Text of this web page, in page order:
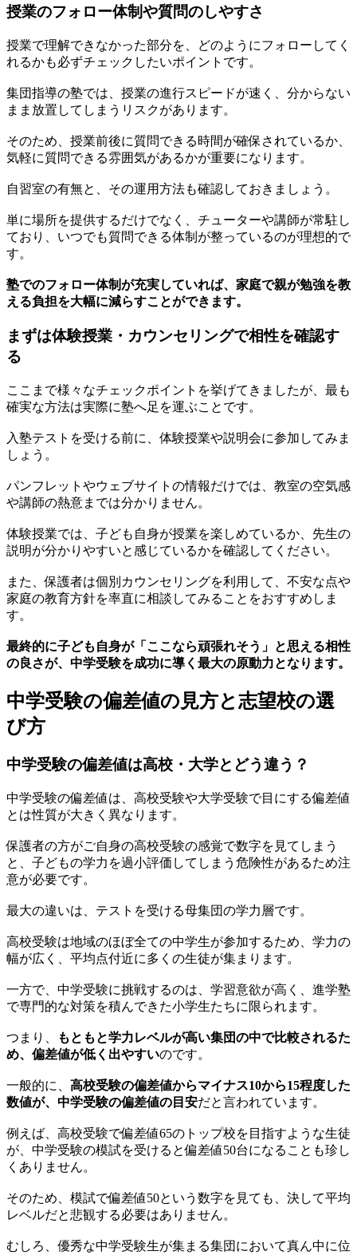
授業のフォロー体制や質問のしやすさ
授業で理解できなかった部分を、どのようにフォローしてく
れるかも必ずチェックしたいポイントです。
集団指導の塾では、授業の進行スピードが速く、分からない
まま放置してしまうリスクがあります。
そのため、授業前後に質問できる時間が確保されているか、
気軽に質問できる雰囲気があるかが重要になります。
自習室の有無と、その運用方法も確認しておきましょう。
単に場所を提供するだけでなく、チューターや講師が常駐し
ており、いつでも質問できる体制が整っているのが理想的で
す。
塾でのフォロー体制が充実していれば、家庭で親が勉強を教
える負担を大幅に減らすことができます。
まずは体験授業・カウンセリングで相性を確認す
る
ここまで様々なチェックポイントを挙げてきましたが、 最も
確実な方法は実際に塾へ足を運ぶこと です。
入塾テストを受ける前に、体験授業や説明会に参加してみま
しょう。
パンフレットやウェブサイトの情報だけでは、教室の空気感
や講師の熱意までは分かりません。
体験授業では、子ども自身が授業を楽しめているか、先生の
説明が分かりやすいと感じているかを確認してください。
また、保護者は個別カウンセリングを利用して、不安な点や
家庭の教育方針を率直に相談してみることをおすすめしま
す。
最終的に子ども自身が「ここなら頑張れそう」と思える相性
の良さが、中学受験を成功に導く最大の原動力となります。
中学受験の偏差値の見方と志望校の選
び方
中学受験の偏差値は高校・大学とどう違う？
中学受験の偏差値は、高校受験や大学受験で目にする偏差値
とは性質が大きく異なります。
保護者の方がご自身の高校受験の感覚で数字を見てしまう
と、子どもの学力を過小評価してしまう危険性があるため注
意が必要です。
最大の違いは、テストを受ける母集団の学力層です。
高校受験は地域のほぼ全ての中学生が参加するため、学力の
幅が広く、平均点付近に多くの生徒が集まります。
一方で、中学受験に挑戦するのは、学習意欲が高く、進学塾
で専門的な対策を積んできた小学生たちに限られます。
つまり、
もともと学力レベルが高い集団の中で比較されるた
め、偏差値が低く出やすいのです。
一般的に、 高校受験の偏差値からマイナス10から15程度した
数値が、中学受験の偏差値の目安だと言われています。
例えば、高校受験で偏差値65のトップ校を目指すような生徒
が、中学受験の模試を受けると偏差値50台になることも珍し
くありません。
そのため、模試で偏差値50という数字を見ても、決して平均
レベルだと悲観する必要はありません。
むしろ、優秀な中学受験生が集まる集団において真ん中に位